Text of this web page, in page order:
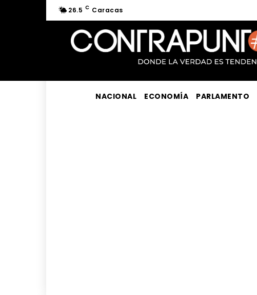
26.5 C Caracas
NACIONAL ECONOMÍA PARLAMENTO